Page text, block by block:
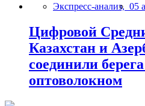
Экспресс-анализ, 05
Цифровой
Казахстан и
соединили
оптоволокном